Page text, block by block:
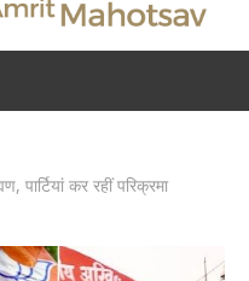
पार्टियां कर रहीं परिक्रमा